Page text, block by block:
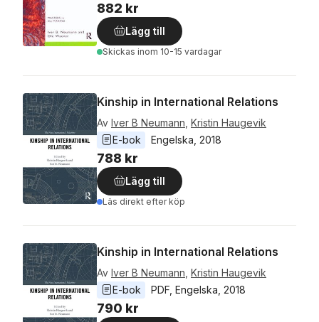
882 kr
Lägg till
Skickas inom 10-15 vardagar
Kinship in International Relations
Av Iver B Neumann Kristin Haugevik
E-bok
Engelska 2018
788 kr
Lägg till
Läs direkt efter köp
Kinship in International Relations
Av Iver B Neumann Kristin Haugevik
E-bok
PDF Engelska 2018
790 kr